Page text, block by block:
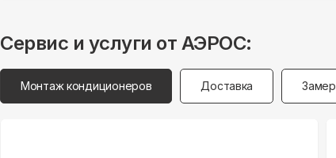
Сервис и услуги от АЭРОС:
Монтаж кондиционеров Доставка Замер